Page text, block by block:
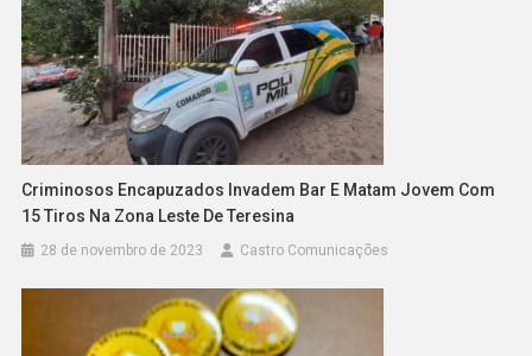
Criminosos Encapuzados Invadem Bar E Matam Jovem Com
15 Tiros Na Zona Leste De Teresina
28 de novembro de 2023 Castro Comunicações